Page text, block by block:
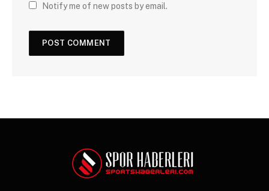
Notify me of new posts by email.